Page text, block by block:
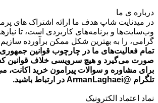
تا
تومان549,000
درباره ی ما
در میدنایت شاپ هدف ما ارائه اشتراک های
وب‌سایت‌ها و برنامه‌های کاربردی است، تا
گرامی، را به بهترین شکل ممکن برآورده
تمام فعالیت‌های ما در چارچوب قوانین جمهوری
صورت می‌گیرد و هیچ سرویسی خلاف قوانین
برای مشاوره و سوالات پیرامون خرید اکانت،
تلگرام @ArmanLaghaei در ارتباط باشید.
نماد اعتماد الکترونیک